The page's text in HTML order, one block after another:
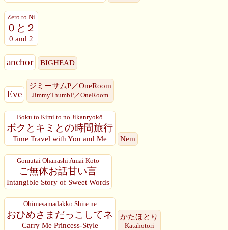
Zero to Ni
０と２
0 and 2
anchor BIGHEAD
Eve
ジミーサムP／OneRoom
JimmyThumbP／OneRoom
Boku to Kimi to no Jikanryokō
ボクとキミとの時間旅行
Time Travel with You and Me Nem
Gomutai Ohanashi Amai Koto
ご無体お話甘い言
Intangible Story of Sweet Words
Ohimesamadakko Shite ne
おひめさまだっこしてネ
Carry Me Princess-Style
かたほとり
Katahotori